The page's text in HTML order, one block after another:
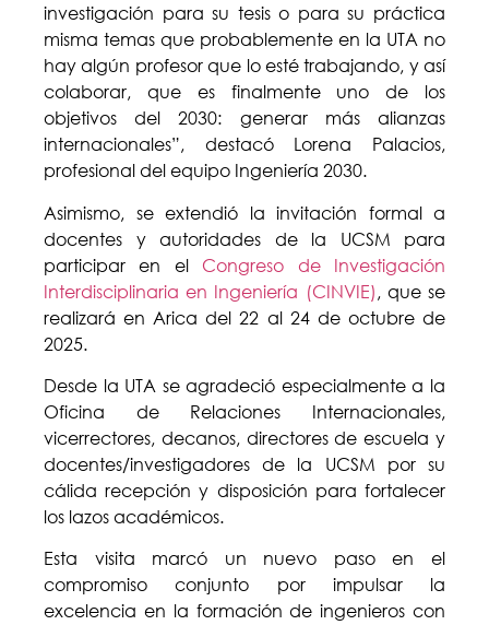
investigación para su tesis o para su práctica
misma temas que probablemente en la UTA no
hay algún profesor que lo esté trabajando, y así
colaborar, que es finalmente uno de los
objetivos del 2030: generar más alianzas
internacionales”, destacó Lorena Palacios,
profesional del equipo Ingeniería 2030.
Asimismo, se extendió la invitación formal a
docentes y autoridades de la UCSM para
participar en el Congreso de Investigación
Interdisciplinaria en Ingeniería (CINVIE) , que se
realizará en Arica del 22 al 24 de octubre de
2025.
Desde la UTA se agradeció especialmente a la
Oficina de Relaciones Internacionales,
vicerrectores, decanos, directores de escuela y
docentes/investigadores de la UCSM por su
cálida recepción y disposición para fortalecer
los lazos académicos.
Esta visita marcó un nuevo paso en el
compromiso conjunto por impulsar la
excelencia en la formación de ingenieros con